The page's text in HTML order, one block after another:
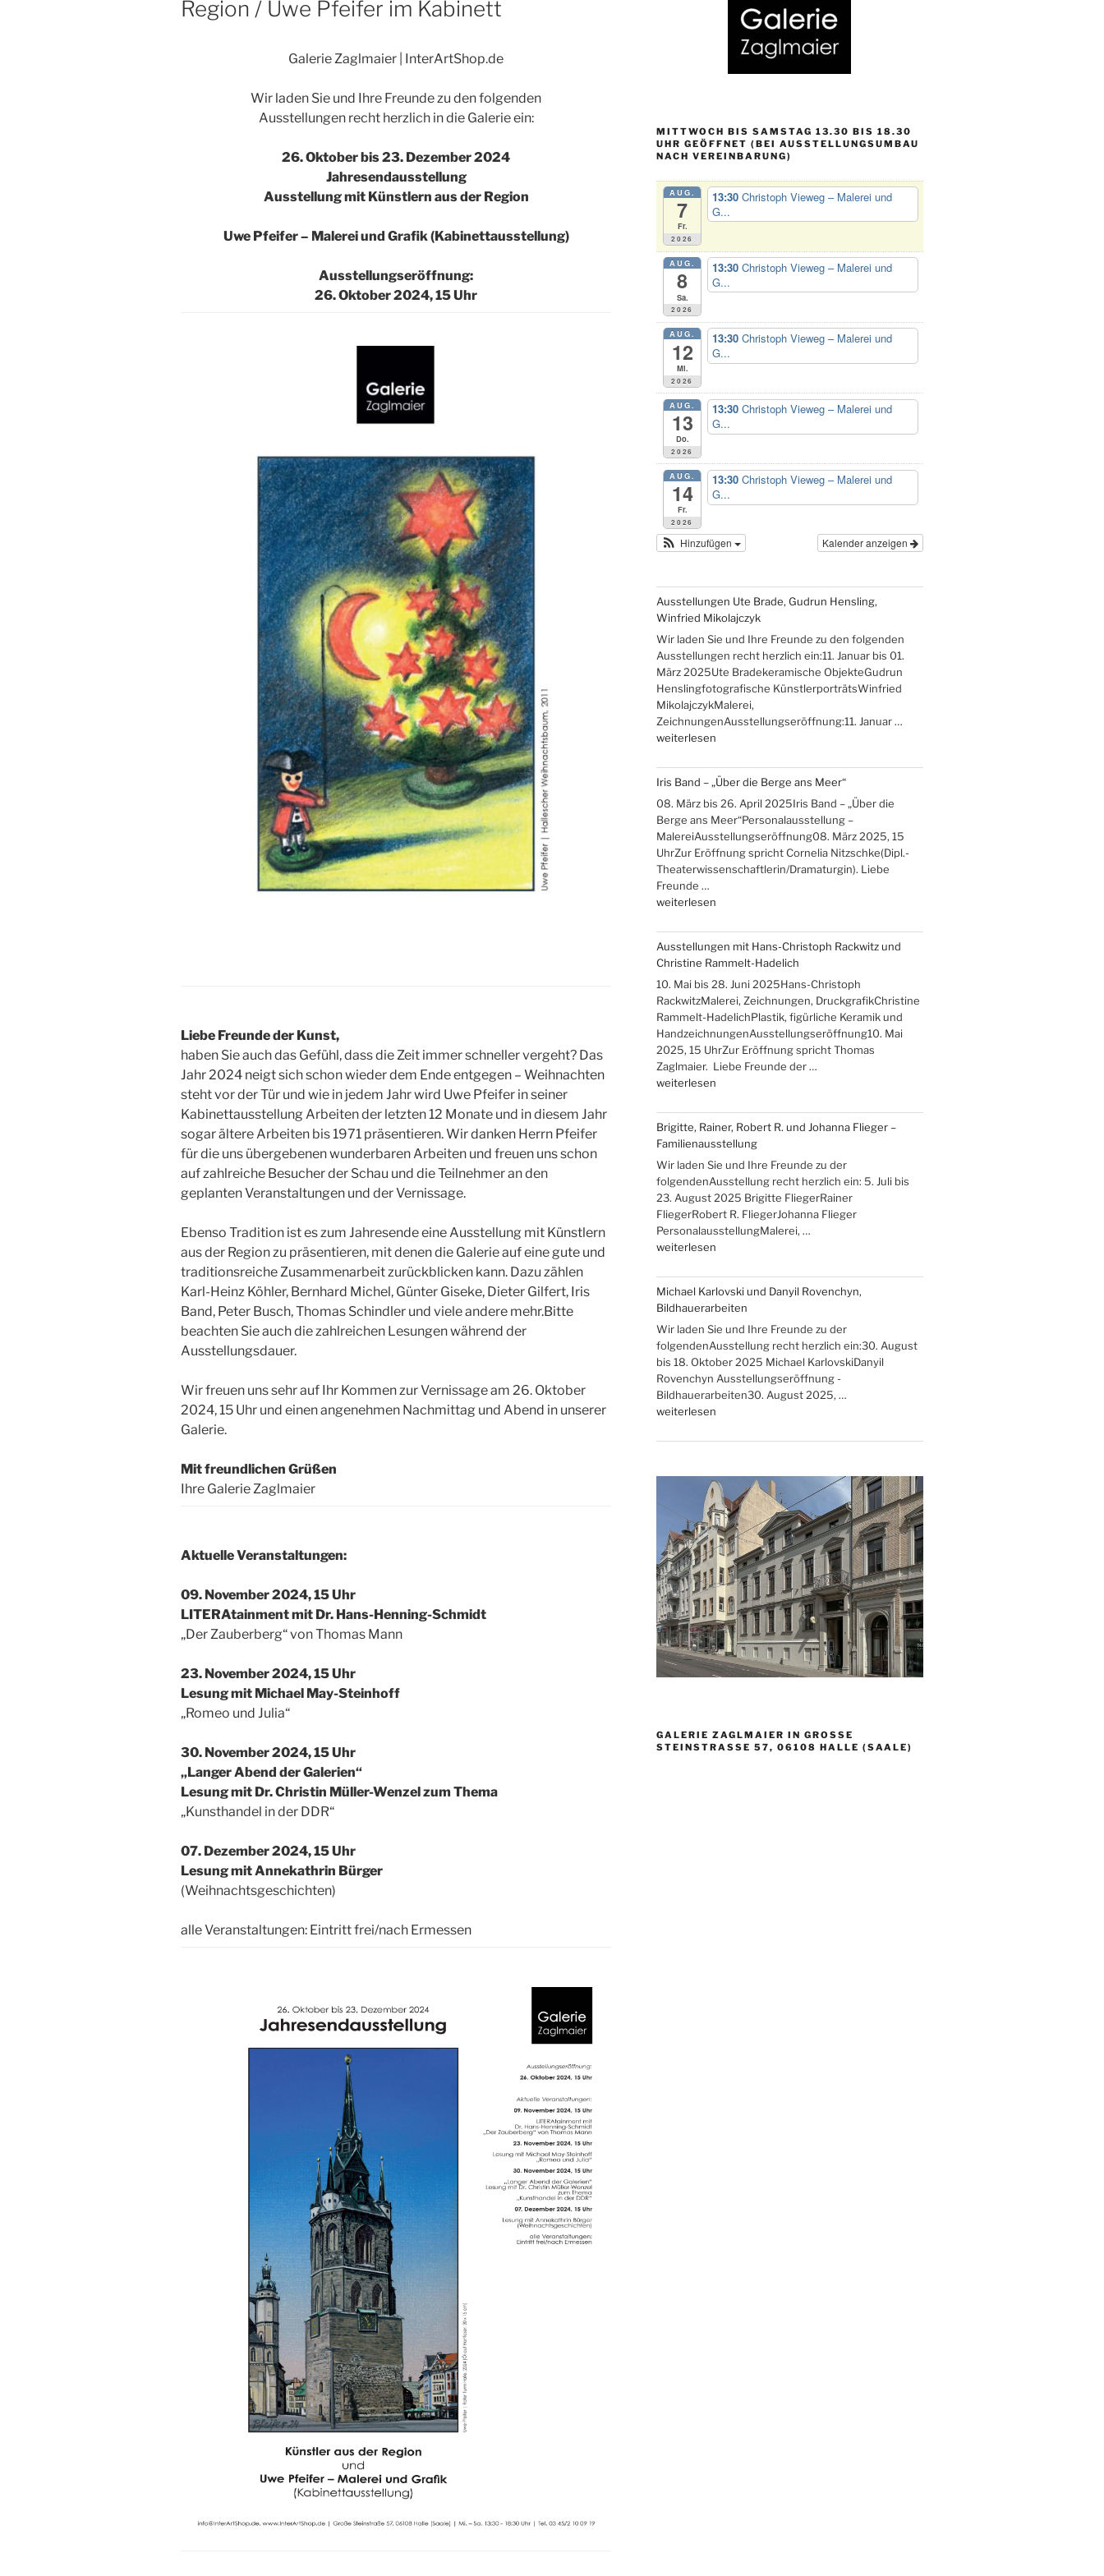
Region / Uwe Pfeifer im Kabinett
Galerie Zaglmaier | InterArtShop.de
Wir laden Sie und Ihre Freunde zu den folgenden
Ausstellungen recht herzlich in die Galerie ein:
26. Oktober bis 23. Dezember 2024
Jahresendausstellung
Ausstellung mit Künstlern aus der Region
Uwe Pfeifer – Malerei und Grafik (Kabinettausstellung)
Ausstellungseröffnung:
26. Oktober 2024, 15 Uhr
Liebe Freunde der Kunst,
haben Sie auch das Gefühl, dass die Zeit immer schneller vergeht? Das
Jahr 2024 neigt sich schon wieder dem Ende entgegen – Weihnachten
steht vor der Tür und wie in jedem Jahr wird Uwe Pfeifer in seiner
Kabinettausstellung Arbeiten der letzten 12 Monate und in diesem Jahr
sogar ältere Arbeiten bis 1971 präsentieren. Wir danken Herrn Pfeifer
für die uns übergebenen wunderbaren Arbeiten und freuen uns schon
auf zahlreiche Besucher der Schau und die Teilnehmer an den
geplanten Veranstaltungen und der Vernissage.
Ebenso Tradition ist es zum Jahresende eine Ausstellung mit Künstlern
aus der Region zu präsentieren, mit denen die Galerie auf eine gute und
traditionsreiche Zusammenarbeit zurückblicken kann. Dazu zählen
Karl-Heinz Köhler, Bernhard Michel, Günter Giseke, Dieter Gilfert, Iris
Band, Peter Busch, Thomas Schindler und viele andere mehr.Bitte
beachten Sie auch die zahlreichen Lesungen während der
Ausstellungsdauer.
Wir freuen uns sehr auf Ihr Kommen zur Vernissage am 26. Oktober
2024, 15 Uhr und einen angenehmen Nachmittag und Abend in unserer
Galerie.
Mit freundlichen Grüßen
Ihre Galerie Zaglmaier
Aktuelle Veranstaltungen:
09. November 2024, 15 Uhr
LITERAtainment mit Dr. Hans-Henning-Schmidt
„Der Zauberberg“ von Thomas Mann
23. November 2024, 15 Uhr
Lesung mit Michael May-Steinhoff
„Romeo und Julia“
30. November 2024, 15 Uhr
„Langer Abend der Galerien“
Lesung mit Dr. Christin Müller-Wenzel zum Thema
„Kunsthandel in der DDR“
07. Dezember 2024, 15 Uhr
Lesung mit Annekathrin Bürger
(Weihnachtsgeschichten)
alle Veranstaltungen: Eintritt frei/nach Ermessen
MITTWOCH BIS SAMSTAG 13.30 BIS 18.30
UHR GEÖFFNET (BEI AUSSTELLUNGSUMBAU
NACH VEREINBARUNG)
AUG.
7
Fr.
2026
13:30Christoph Vieweg – Malerei und
G...
AUG.
8
Sa.
2026
13:30Christoph Vieweg – Malerei und
G...
AUG.
12
Mi.
2026
13:30Christoph Vieweg – Malerei und
G...
AUG.
13
Do.
2026
13:30Christoph Vieweg – Malerei und
G...
AUG.
14
Fr.
2026
13:30Christoph Vieweg – Malerei und
G...
Kalender anzeigen
Hinzufügen
Ausstellungen Ute Brade, Gudrun Hensling,
Winfried Mikolajczyk
Wir laden Sie und Ihre Freunde zu den folgenden
Ausstellungen recht herzlich ein:11. Januar bis 01.
März 2025Ute Bradekeramische ObjekteGudrun
Henslingfotografische KünstlerporträtsWinfried
MikolajczykMalerei,
ZeichnungenAusstellungseröffnung:11. Januar …
„Ausstellungen
Brade,
Gudrun
Hensling,
Winfried
Mikolajczyk“
weiterlesen
Iris Band – „Über die Berge ans Meer“
08. März bis 26. April 2025Iris Band – „Über die
Berge ans Meer“Personalausstellung –
MalereiAusstellungseröffnung08. März 2025, 15
UhrZur Eröffnung spricht Cornelia Nitzschke(Dipl.-
Theaterwissenschaftlerin/Dramaturgin). Liebe
Freunde …
„Iris
–
„Über
die
Berge
ans
Meer““
weiterlesen
Ausstellungen mit Hans-Christoph Rackwitz und
Christine Rammelt-Hadelich
10. Mai bis 28. Juni 2025Hans-Christoph
RackwitzMalerei, Zeichnungen, DruckgrafikChristine
Rammelt-HadelichPlastik, figürliche Keramik und
HandzeichnungenAusstellungseröffnung10. Mai
2025, 15 UhrZur Eröffnung spricht Thomas
Zaglmaier. Liebe Freunde der …
„Ausstellungen
Hans-
Christoph
Rackwitz
und
Christine
Rammelt-
Hadelich“
weiterlesen
Brigitte, Rainer, Robert R. und Johanna Flieger –
Familienausstellung
Wir laden Sie und Ihre Freunde zu der
folgendenAusstellung recht herzlich ein: 5. Juli bis
23. August 2025 Brigitte FliegerRainer
FliegerRobert R. FliegerJohanna Flieger
PersonalausstellungMalerei, …
„Brigitte,
Robert
R.
und
Johanna
Flieger
–
Familienausstellung“
weiterlesen
Michael Karlovski und Danyil Rovenchyn,
Bildhauerarbeiten
Wir laden Sie und Ihre Freunde zu der
folgendenAusstellung recht herzlich ein:30. August
bis 18. Oktober 2025 Michael KarlovskiDanyil
Rovenchyn Ausstellungseröffnung -
Bildhauerarbeiten30. August 2025, …
„Michael
und
Rovenchyn,
Bildhauerarbeiten“
weiterlesen
GALERIE ZAGLMAIER IN GROSSE S
TEINSTRASSE 57, 06108 HALLE (SAALE)